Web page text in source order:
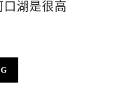
湖是很高